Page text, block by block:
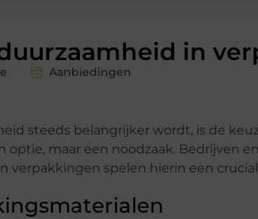
in
Aanbiedingen
steeds belangrijker wordt, is de
maar een noodzaak. Bedrijven
verpakkingen spelen hierin een